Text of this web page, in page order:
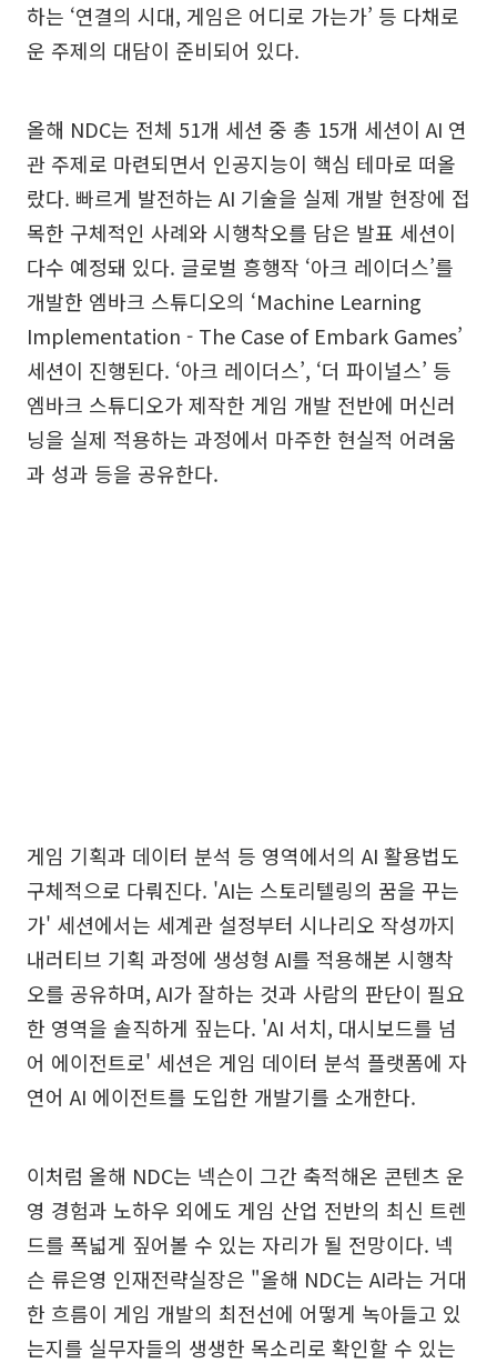
하는 ‘연결의 시대, 게임은 어디로 가는가’ 등 다채로
운 주제의 대담이 준비되어 있다.
올해 NDC는 전체 51개 세션 중 총 15개 세션이 AI 연
관 주제로 마련되면서 인공지능이 핵심 테마로 떠올
랐다. 빠르게 발전하는 AI 기술을 실제 개발 현장에 접
목한 구체적인 사례와 시행착오를 담은 발표 세션이
다수 예정돼 있다. 글로벌 흥행작 ‘아크 레이더스’를
개발한 엠바크 스튜디오의 ‘Machine Learning
Implementation - The Case of Embark Games’
세션이 진행된다. ‘아크 레이더스’, ‘더 파이널스’ 등
엠바크 스튜디오가 제작한 게임 개발 전반에 머신러
닝을 실제 적용하는 과정에서 마주한 현실적 어려움
과 성과 등을 공유한다.
게임 기획과 데이터 분석 등 영역에서의 AI 활용법도
구체적으로 다뤄진다. 'AI는 스토리텔링의 꿈을 꾸는
가' 세션에서는 세계관 설정부터 시나리오 작성까지
내러티브 기획 과정에 생성형 AI를 적용해본 시행착
오를 공유하며, AI가 잘하는 것과 사람의 판단이 필요
한 영역을 솔직하게 짚는다. 'AI 서치, 대시보드를 넘
어 에이전트로' 세션은 게임 데이터 분석 플랫폼에 자
연어 AI 에이전트를 도입한 개발기를 소개한다.
이처럼 올해 NDC는 넥슨이 그간 축적해온 콘텐츠 운
영 경험과 노하우 외에도 게임 산업 전반의 최신 트렌
드를 폭넓게 짚어볼 수 있는 자리가 될 전망이다. 넥
슨 류은영 인재전략실장은 "올해 NDC는 AI라는 거대
한 흐름이 게임 개발의 최전선에 어떻게 녹아들고 있
는지를 실무자들의 생생한 목소리로 확인할 수 있는